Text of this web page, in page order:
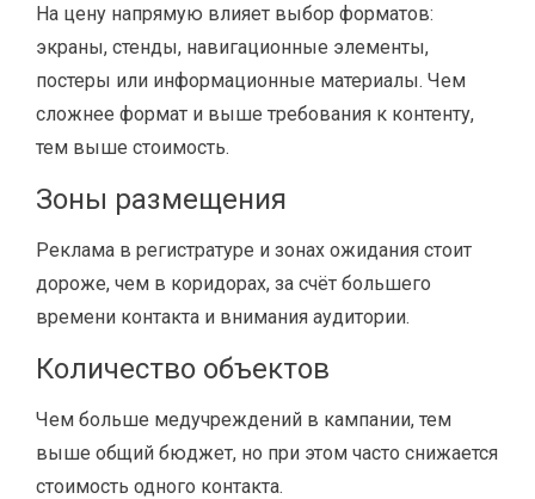
На цену напрямую влияет выбор форматов:
экраны, стенды, навигационные элементы,
постеры или информационные материалы. Чем
сложнее формат и выше требования к контенту,
тем выше стоимость.
Зоны размещения
Реклама в регистратуре и зонах ожидания стоит
дороже, чем в коридорах, за счёт большего
времени контакта и внимания аудитории.
Количество объектов
Чем больше медучреждений в кампании, тем
выше общий бюджет, но при этом часто снижается
стоимость одного контакта.